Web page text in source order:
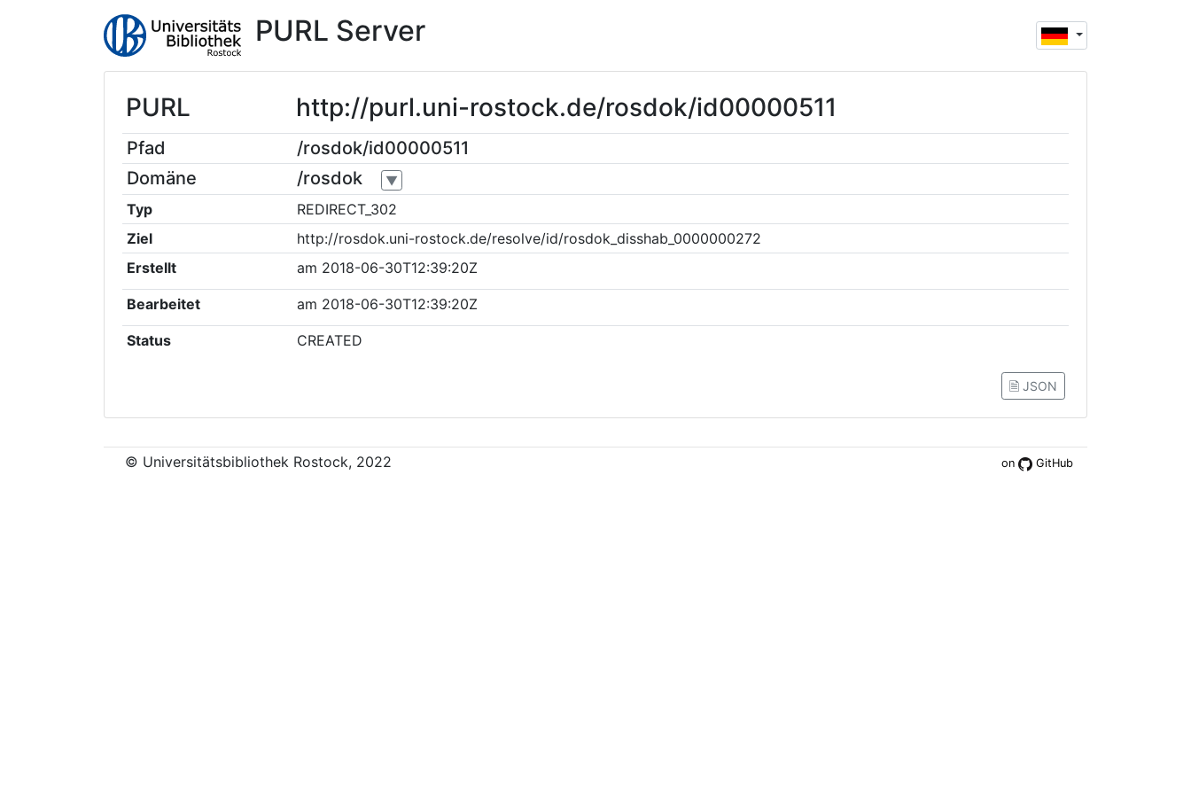
PURL Server
PURL http://purl.uni-rostock.de/rosdok/id00000511
Pfad
/rosdok/id00000511
Domäne
/rosdok ▼
Typ
REDIRECT_302
Ziel
http://rosdok.uni-rostock.de/resolve/id/rosdok_disshab_0000000272
Erstellt
am 2018-06-30T12:39:20Z
Bearbeitet am 2018-06-30T12:39:20Z
Status CREATED
🗎 JSON
on GitHub
© Universitätsbibliothek Rostock, 2022